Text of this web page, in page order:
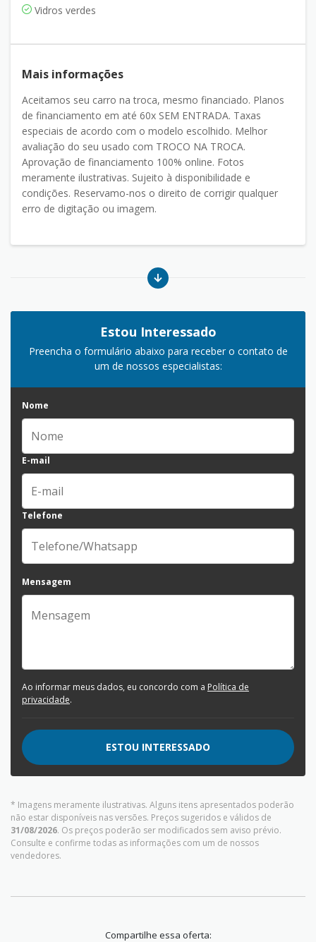
Vidros verdes
Mais informações
Aceitamos seu carro na troca, mesmo financiado. Planos
de financiamento em até 60x SEM ENTRADA. Taxas
especiais de acordo com o modelo escolhido. Melhor
avaliação do seu usado com TROCO NA TROCA.
Aprovação de financiamento 100% online. Fotos
meramente ilustrativas. Sujeito à disponibilidade e
condições. Reservamo-nos o direito de corrigir qualquer
erro de digitação ou imagem.
Estou Interessado
Preencha o formulário abaixo para receber o contato de
um de nossos especialistas:
Nome
E-mail
Telefone
Mensagem
Ao informar meus dados, eu concordo com a Política de
privacidade.
ESTOU INTERESSADO
* Imagens meramente ilustrativas. Alguns itens apresentados poderão
não estar disponíveis nas versões. Preços sugeridos e válidos de
31/08/2026. Os preços poderão ser modificados sem aviso prévio.
Consulte e confirme todas as informações com um de nossos
vendedores.
Compartilhe essa oferta: